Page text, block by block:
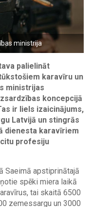
ministrija
palielināt
karavīru un
ministrijas
koncepcijā
ir liels izaicinājums,
Latvijā un stingrās
dienesta karavīriem
profesiju
Saeimā apstiprinātajā
spēki miera laikā
tai skaitā 6500
zemessargu un 3000